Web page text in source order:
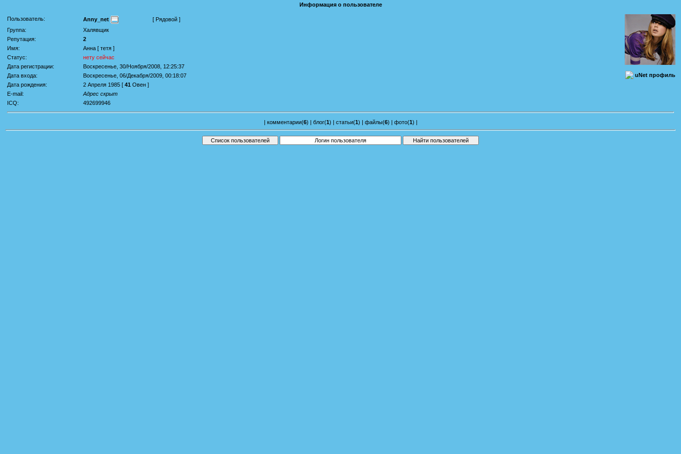
Информация о пользователе
uNet профиль
Пользователь: Anny_net
[ Рядовой ]
Группа:
Халявщик
Репутация:
2
Имя:
Анна [ тетя ]
Статус:
нету сейчас
Дата регистрации:
Воскресенье, 30/Ноября/2008, 12:25:37
Дата входа:
Воскресенье, 06/Декабря/2009, 00:18:07
Дата рождения:
2 Апреля 1985 [ 41 Овен ]
E-mail:
Адрес скрыт
ICQ:
492699946
| комментарии(6) | блог(1) | статьи(1) | файлы(6) | фото(1) |